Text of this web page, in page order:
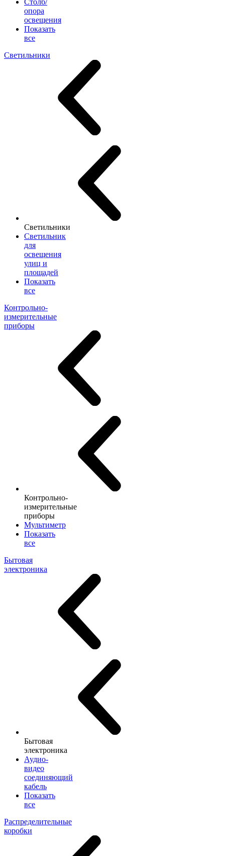
Столб/
опора
освещения
Показать
все
Светильники
Светильники
Светильник
для
освещения
улиц и
площадей
Показать
все
Контрольно-
измерительные
приборы
Контрольно-
измерительные
приборы
Мультиметр
Показать
все
Бытовая
электроника
Бытовая
электроника
Аудио-
видео
соединяющий
кабель
Показать
все
Распределительные
коробки